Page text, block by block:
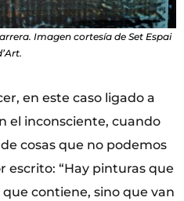
Imagen cortesía de Set Espai
en este caso ligado a
el inconsciente, cuando
cosas que no podemos
escrito: “Hay pinturas que
contiene, sino que van